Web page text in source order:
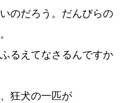
のだろう。だんびらの
るえてなさるんですか
狂犬の一匹が